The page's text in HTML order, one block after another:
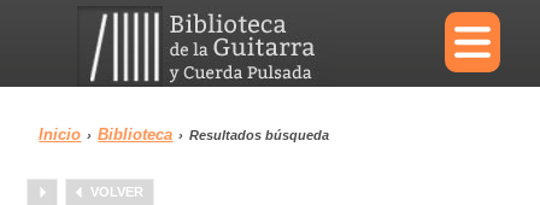
×
Menu
Inicio › Biblioteca › Resultados búsqueda
VOLVER